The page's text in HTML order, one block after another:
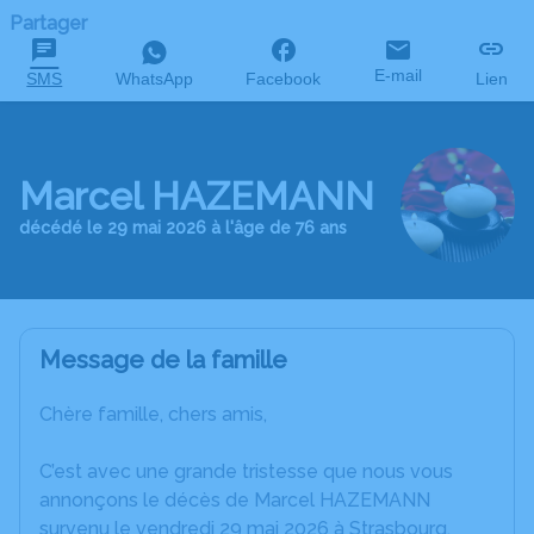
Partager
SMS WhatsApp Facebook E-mail Lien
Marcel HAZEMANN
décédé le 29 mai 2026 à l'âge de 76 ans
Message de la famille
Chère famille, chers amis,
C’est avec une grande tristesse que nous vous
annonçons le décès de Marcel HAZEMANN
survenu le vendredi 29 mai 2026 à Strasbourg.